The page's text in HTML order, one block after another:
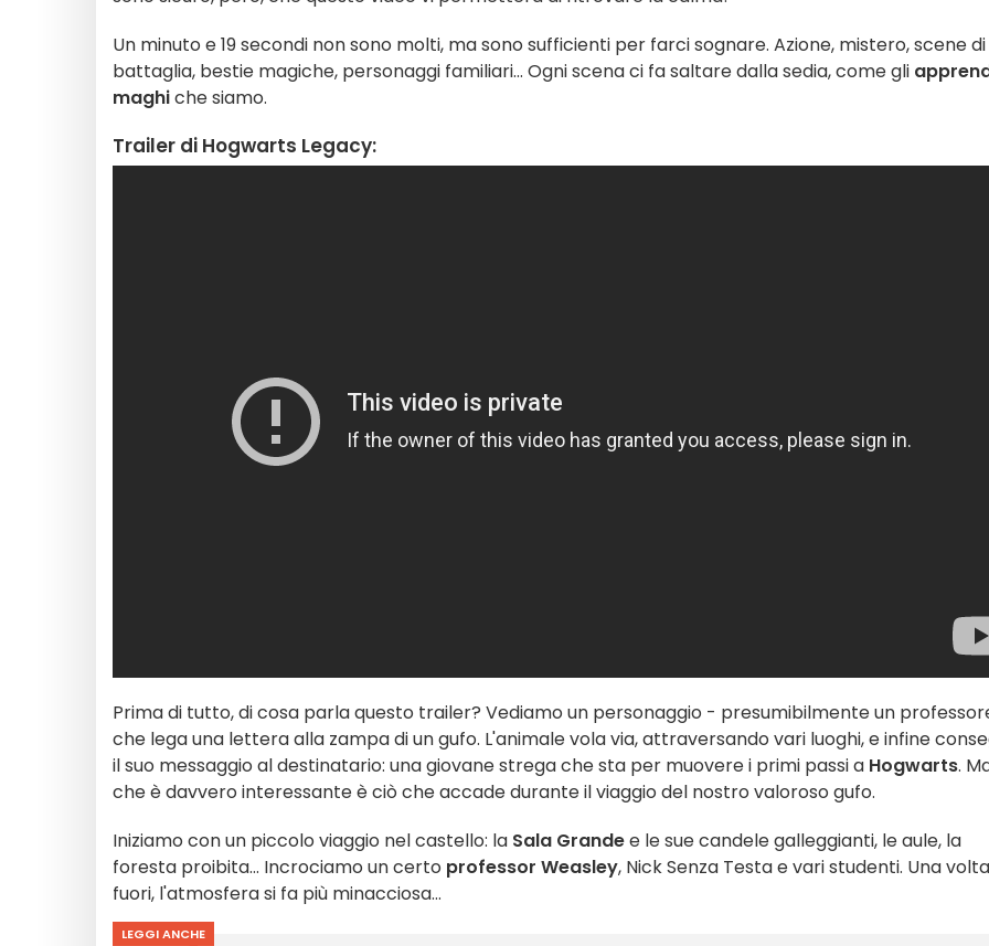
Un minuto e 19 secondi non sono molti, ma sono sufficienti per farci sognare. Azione, mistero, scene di
battaglia, bestie magiche, personaggi familiari... Ogni scena ci fa saltare dalla sedia, come gli
maghiche siamo.
Trailer di Hogwarts Legacy:
Prima di tutto, di cosa parla questo trailer? Vediamo un personaggio - presumibilmente un
che lega una lettera alla zampa di un gufo. L'animale vola via, attraversando vari luoghi, e infine
il suo messaggio al destinatario: una giovane strega che sta per muovere i primi passi a Hogwarts.
che è davvero interessante è ciò che accade durante il viaggio del nostro valoroso gufo.
Iniziamo con un piccolo viaggio nel castello: la Sala Grandee le sue candele galleggianti, le aule, la
foresta proibita... Incrociamo un certo professor Weasley, Nick Senza Testa e vari studenti. Una volta
fuori, l'atmosfera si fa più minacciosa...
LEGGI ANCHE